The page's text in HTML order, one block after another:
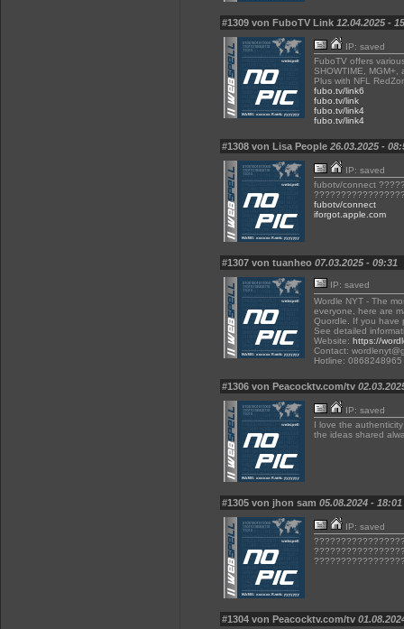
#1309 von FuboTV Link 12.04.2025 -
IP: saved
FuboTV offers
SHOWTIME,
Plus with NFL
fubo.tv/link6
fubo.tv/link
fubo.tv/link4
fubo.tv/link4
#1308 von Lisa People 26.03.2025 -
IP: saved
fubotv/connect
fubotv/connect
iforgot.apple.com
#1307 von tuanheo 07.03.2025 - 09:31
IP: saved
Wordle NYT - The
everyone, here are
Quordle. If you have
See detailed
Website: https://
Contact:
Hotline: 0868248965
#1306 von Peacocktv.com/tv
IP: saved
I love the
the ideas shared
#1305 von jhon sam 05.08.2024 - 18:01
IP: saved
#1304 von Peacocktv.com/tv